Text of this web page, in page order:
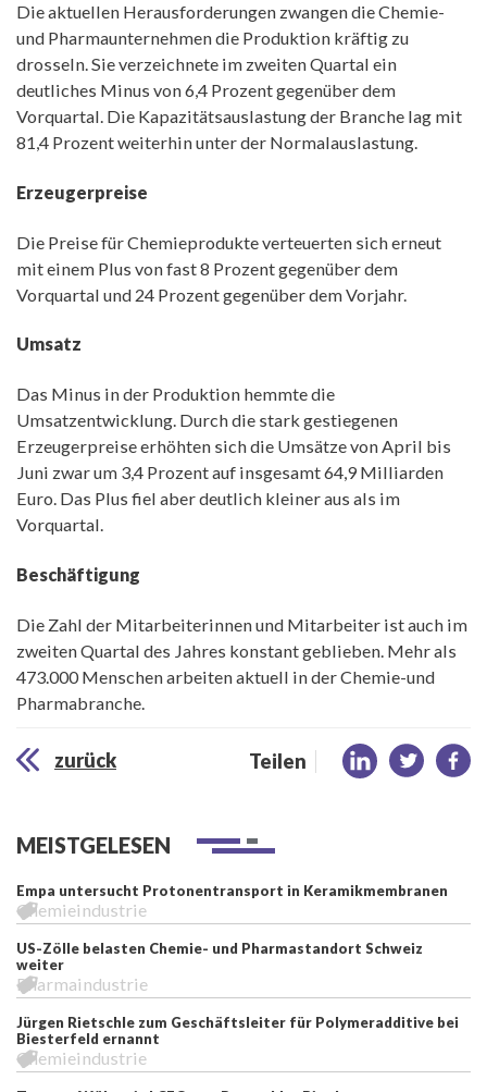
Die aktuellen Herausforderungen zwangen die Chemie-
und Pharmaunternehmen die Produktion kräftig zu
drosseln. Sie verzeichnete im zweiten Quartal ein
deutliches Minus von 6,4 Prozent gegenüber dem
Vorquartal. Die Kapazitätsauslastung der Branche lag mit
81,4 Prozent weiterhin unter der Normalauslastung.
Erzeugerpreise
Die Preise für Chemieprodukte verteuerten sich erneut
mit einem Plus von fast 8 Prozent gegenüber dem
Vorquartal und 24 Prozent gegenüber dem Vorjahr.
Umsatz
Das Minus in der Produktion hemmte die
Umsatzentwicklung. Durch die stark gestiegenen
Erzeugerpreise erhöhten sich die Umsätze von April bis
Juni zwar um 3,4 Prozent auf insgesamt 64,9 Milliarden
Euro. Das Plus fiel aber deutlich kleiner aus als im
Vorquartal.
Beschäftigung
Die Zahl der Mitarbeiterinnen und Mitarbeiter ist auch im
zweiten Quartal des Jahres konstant geblieben. Mehr als
473.000 Menschen arbeiten aktuell in der Chemie-und
Pharmabranche.
zurück Teilen
MEISTGELESEN
Empa untersucht Protonentransport in Keramikmembranen
Chemieindustrie
US-Zölle belasten Chemie- und Pharmastandort Schweiz
weiter
Pharmaindustrie
Jürgen Rietschle zum Geschäftsleiter für Polymeradditive bei
Biesterfeld ernannt
Chemieindustrie